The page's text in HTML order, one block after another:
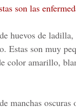
son las
huevos de
Estas son muy
color amarillo,
manchas